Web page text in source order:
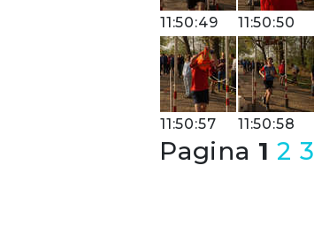
11:50:49 11:50:50
11:50:57 11:50:58
Pagina 1 2 3